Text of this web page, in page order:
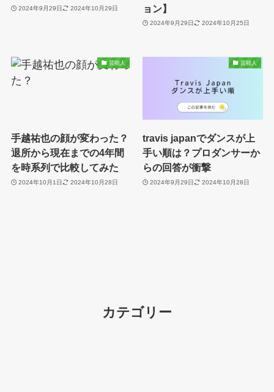
2024年9月29日 2024年10月29日
ョン】
2024年9月29日 2024年10月25日
芸能人
手越祐也の顔が変わった？
退所から現在までの4年間
を時系列で比較してみた
2024年10月1日 2024年10月28日
芸能人
travis japanでダンスが上
手い順は？プロダンサーか
らの回答が衝撃
2024年9月29日 2024年10月28日
カテゴリー